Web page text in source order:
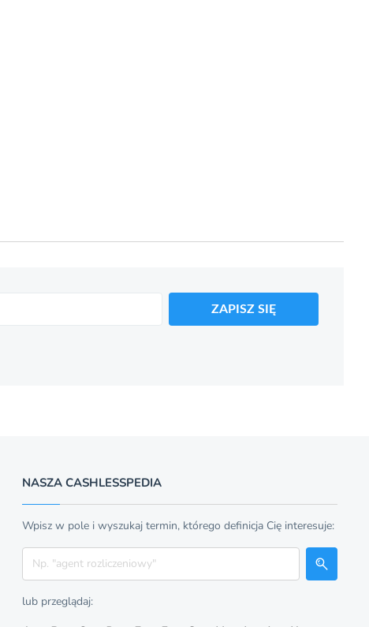
ZAPISZ SIĘ
NASZA CASHLESSPEDIA
Wpisz w pole i wyszukaj termin, którego definicja Cię interesuje:
Szukaj
lub przeglądaj: